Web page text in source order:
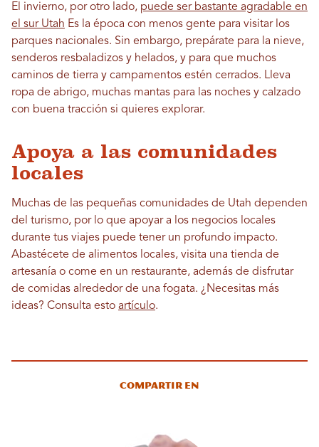
El invierno, por otro lado, puede ser bastante agradable en
el sur Utah Es la época con menos gente para visitar los
parques nacionales. Sin embargo, prepárate para la nieve,
senderos resbaladizos y helados, y para que muchos
caminos de tierra y campamentos estén cerrados. Lleva
ropa de abrigo, muchas mantas para las noches y calzado
con buena tracción si quieres explorar.
Apoya a las comunidades
locales
Muchas de las pequeñas comunidades de Utah dependen
del turismo, por lo que apoyar a los negocios locales
durante tus viajes puede tener un profundo impacto.
Abastécete de alimentos locales, visita una tienda de
artesanía o come en un restaurante, además de disfrutar
de comidas alrededor de una fogata. ¿Necesitas más
ideas? Consulta esto artículo.
Compartir en